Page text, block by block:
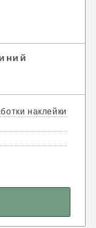
наклейки